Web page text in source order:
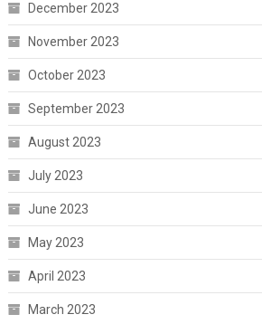
December 2023
November 2023
October 2023
September 2023
August 2023
July 2023
June 2023
May 2023
April 2023
March 2023